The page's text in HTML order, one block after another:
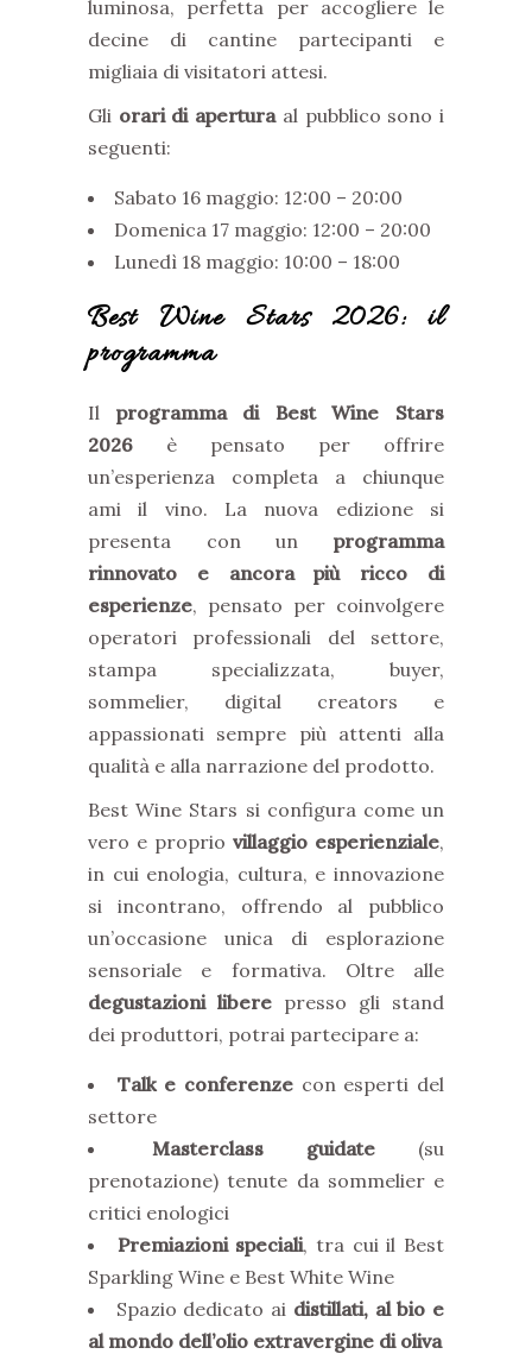
luminosa, perfetta per accogliere le
decine di cantine partecipanti e
migliaia di visitatori attesi.
Gli orari di aperturaal pubblico sono i
seguenti:
Sabato 16 maggio: 12:00 – 20:00
Domenica 17 maggio: 12:00 – 20:00
Lunedì 18 maggio: 10:00 – 18:00
Best Wine Stars 2026: il
programma
Il programma di Best Wine Stars
2026 è pensato per offrire
un’esperienza completa a chiunque
ami il vino. La nuova edizione si
presenta con un programma
rinnovato e ancora più ricco di
esperienze, pensato per coinvolgere
operatori professionali del settore,
stampa specializzata, buyer,
sommelier, digital creators e
appassionati sempre più attenti alla
qualità e alla narrazione del prodotto.
Best Wine Stars si configura come un
vero e proprio villaggio esperienziale,
in cui enologia, cultura, e innovazione
si incontrano, offrendo al pubblico
un’occasione unica di esplorazione
sensoriale e formativa. Oltre alle
degustazioni libere presso gli stand
dei produttori, potrai partecipare a:
Talk e conferenze con esperti del
settore
Masterclass guidate (su
prenotazione) tenute da sommelier e
critici enologici
Premiazioni speciali, tra cui il Best
Sparkling Wine e Best White Wine
Spazio dedicato ai distillati, al bio e
al mondo dell’olio extravergine di oliva